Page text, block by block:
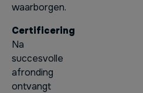
waarborgen.
Certificering
Na
succesvolle
afronding
ontvangt